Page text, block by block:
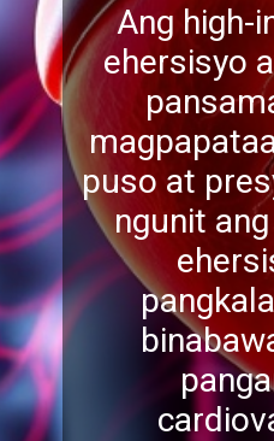
Ang high-
ehersisyo
puso at
ngunit